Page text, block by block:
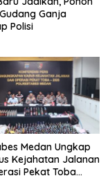
Ganja
Polisi
Medan Ungkap
Kejahatan Jalanan
Pekat Toba